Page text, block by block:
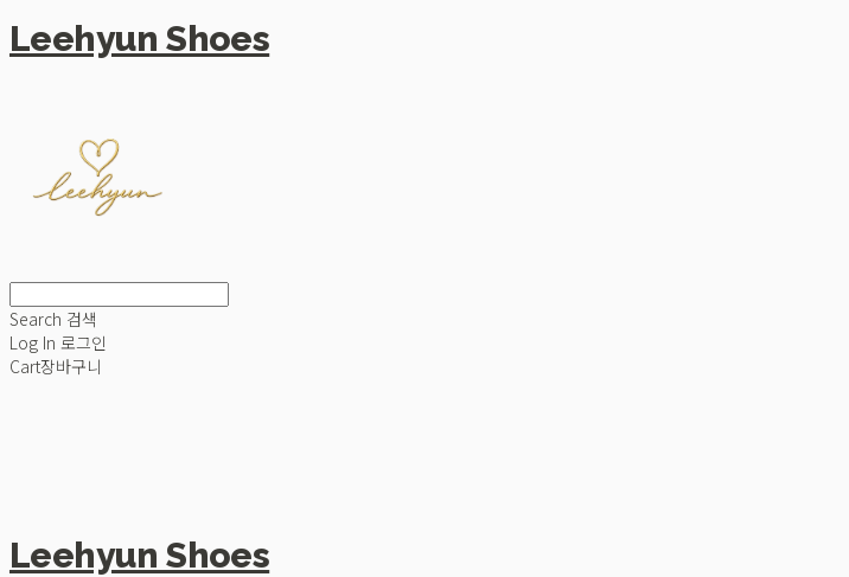
Leehyun Shoes
Search 검색
Log In 로그인
Cart장바구니
Leehyun Shoes